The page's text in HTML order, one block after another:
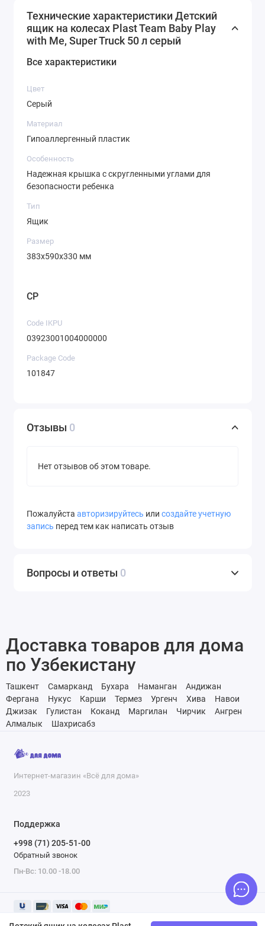
Технические характеристики Детский
ящик на колесах Plast Team Baby Play
with Me, Super Truck 50 л серый
Все характеристики
Цвет
Серый
Материал
Гипоаллергенный пластик
Особенность
Надежная крышка с скругленными углами для
безопасности ребенка
Тип
Ящик
Размер
383х590х330 мм
CP
Code IKPU
03923001004000000
Package Code
101847
Отзывы 0
Нет отзывов об этом товаре.
Пожалуйста авторизируйтесь или создайте учетную
запись перед тем как написать отзыв
Вопросы и ответы 0
Доставка товаров для дома
по Узбекистану
Ташкент Самарканд Бухара Наманган
Андижан
Фергана
Нукус Карши Термез Ургенч Хива
Навои
Джизак
Гулистан Коканд Маргилан Чирчик
Ангрен
Алмалык
Шахрисабз
Интернет-магазин «Всё для дома»
2023
Поддержка
+998 (71) 205-51-00
Обратный звонок
Пн-Вс: 10.00 -18.00